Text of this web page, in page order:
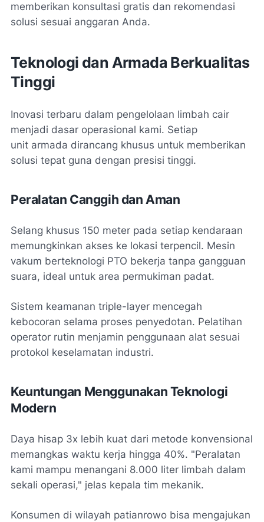
memberikan konsultasi gratis dan rekomendasi
solusi sesuai anggaran Anda.
Teknologi dan Armada Berkualitas
Tinggi
Inovasi terbaru dalam pengelolaan limbah cair
menjadi dasar operasional kami. Setiap
unit armada dirancang khusus untuk memberikan
solusi tepat guna dengan presisi tinggi.
Peralatan Canggih dan Aman
Selang khusus 150 meter pada setiap kendaraan
memungkinkan akses ke lokasi terpencil. Mesin
vakum berteknologi PTO bekerja tanpa gangguan
suara, ideal untuk area permukiman padat.
Sistem keamanan triple-layer mencegah
kebocoran selama proses penyedotan. Pelatihan
operator rutin menjamin penggunaan alat sesuai
protokol keselamatan industri.
Keuntungan Menggunakan Teknologi
Modern
Daya hisap 3x lebih kuat dari metode konvensional
memangkas waktu kerja hingga 40%. "Peralatan
kami mampu menangani 8.000 liter limbah dalam
sekali operasi," jelas kepala tim mekanik.
Konsumen di wilayah patianrowo bisa mengajukan